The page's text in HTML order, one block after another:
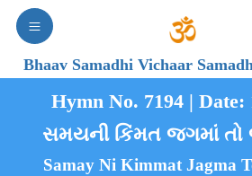
Bhaav Samadhi Vichaar
Hymn No. 7194 | Date:
સમયની કિંમત જગમાં તો
Samay Ni Kimmat Jagma